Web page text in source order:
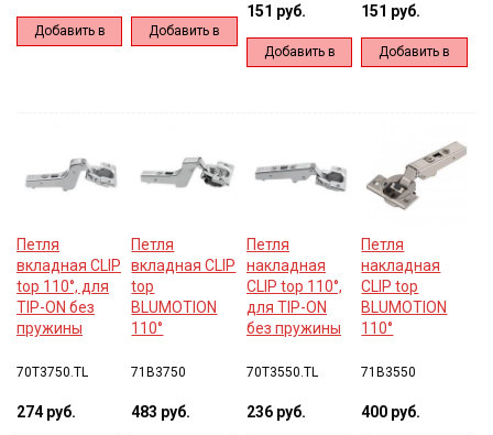
Добавить в
Добавить в
151 руб.
Добавить в
151 руб.
Добавить в
Петля
вкладная CLIP
top 110°, для
TIP-ON без
пружины
70T3750.TL
274 руб.
Петля
вкладная CLIP
top
BLUMOTION
110°
71B3750
483 руб.
Петля
накладная
CLIP top 110°,
для TIP-ON
без пружины
70T3550.TL
236 руб.
Петля
накладная
CLIP top
BLUMOTION
110°
71B3550
400 руб.